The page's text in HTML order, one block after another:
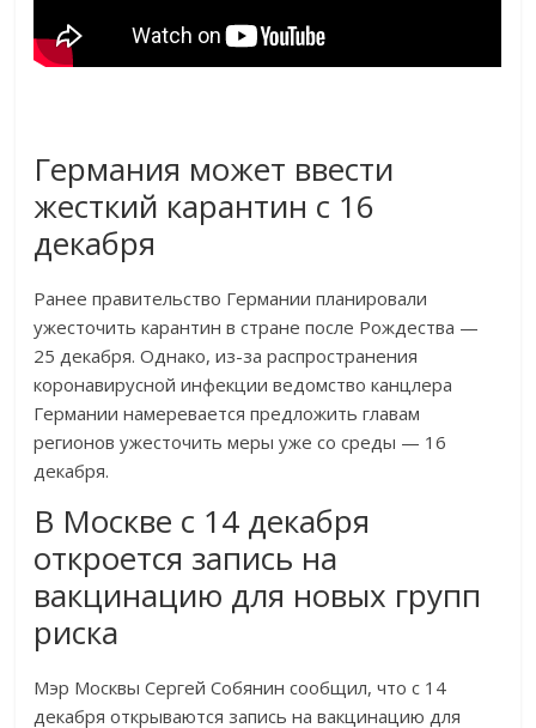
Германия может ввести
жесткий карантин с 16
декабря
Ранее правительство Германии планировали
ужесточить карантин в стране после Рождества —
25 декабря. Однако, из-за распространения
коронавирусной инфекции ведомство канцлера
Германии намеревается предложить главам
регионов ужесточить меры уже со среды — 16
декабря.
В Москве с 14 декабря
откроется запись на
вакцинацию для новых групп
риска
Мэр Москвы Сергей Собянин сообщил, что с 14
декабря открываются запись на вакцинацию для